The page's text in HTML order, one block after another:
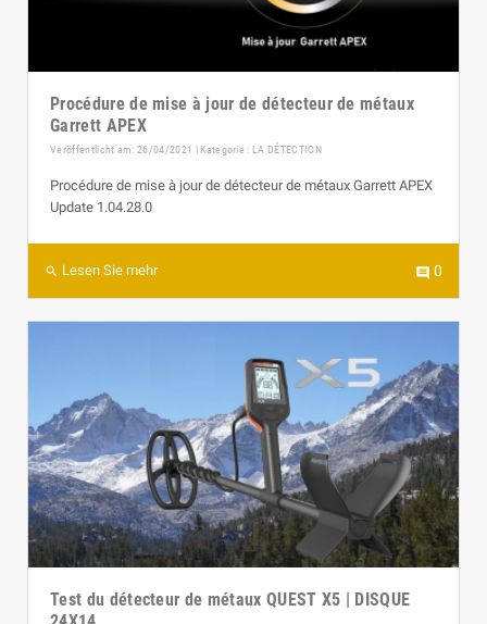
Procédure de mise à jour de détecteur de métaux
Garrett APEX
Veröffentlicht am: 26/04/2021 | Kategorie : LA DÉTECTION
Procédure de mise à jour de détecteur de métaux Garrett APEX
Update 1.04.28.0
search Lesen Sie mehr comment 0
Test du détecteur de métaux QUEST X5 | DISQUE